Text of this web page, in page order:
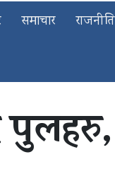
समाचार राजनीति